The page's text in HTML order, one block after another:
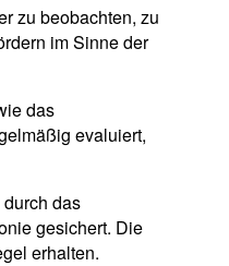
zu beobachten, zu
im Sinne der
das
evaluiert,
das
gesichert. Die
erhalten.